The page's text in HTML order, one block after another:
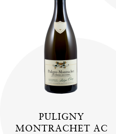
PULIGNY
MONTRACHET AC